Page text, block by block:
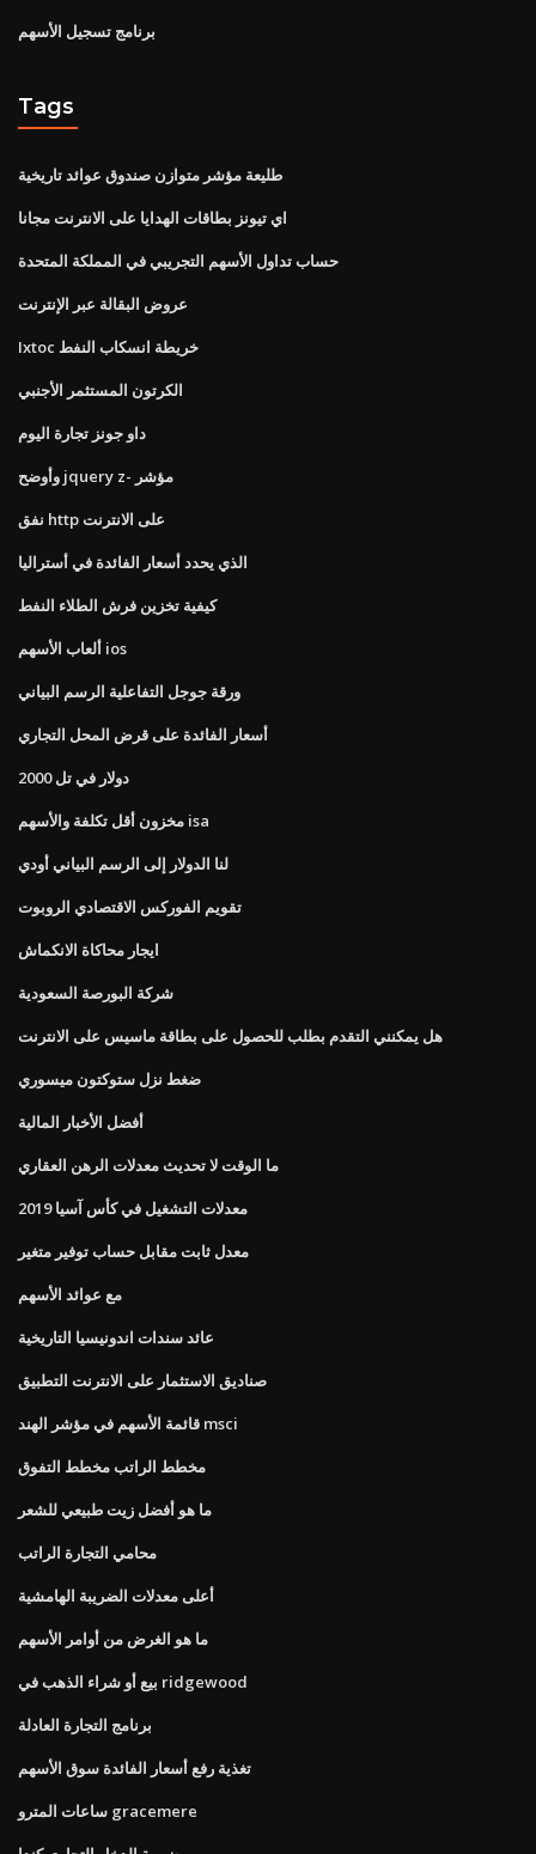
برنامج تسجيل الأسهم
Tags
طليعة مؤشر متوازن صندوق عوائد تاريخية
اي تيونز بطاقات الهدايا على الانترنت مجانا
حساب تداول الأسهم التجريبي في المملكة المتحدة
عروض البقالة عبر الإنترنت
Ixtoc خريطة انسكاب النفط
الكرتون المستثمر الأجنبي
داو جونز تجارة اليوم
وأوضح jquery z- مؤشر
نفق http على الانترنت
الذي يحدد أسعار الفائدة في أستراليا
كيفية تخزين فرش الطلاء النفط
ألعاب الأسهم ios
ورقة جوجل التفاعلية الرسم البياني
أسعار الفائدة على قرض المحل التجاري
2000 دولار في تل
مخزون أقل تكلفة والأسهم isa
لنا الدولار إلى الرسم البياني أودي
تقويم الفوركس الاقتصادي الروبوت
ايجار محاكاة الانكماش
شركة البورصة السعودية
هل يمكنني التقدم بطلب للحصول على بطاقة ماسيس على الانترنت
ضغط نزل ستوكتون ميسوري
أفضل الأخبار المالية
ما الوقت لا تحديث معدلات الرهن العقاري
معدلات التشغيل في كأس آسيا 2019
معدل ثابت مقابل حساب توفير متغير
مع عوائد الأسهم
عائد سندات اندونيسيا التاريخية
صناديق الاستثمار على الانترنت التطبيق
قائمة الأسهم في مؤشر الهند msci
مخطط الراتب مخطط التفوق
ما هو أفضل زيت طبيعي للشعر
محامي التجارة الراتب
أعلى معدلات الضريبة الهامشية
ما هو الغرض من أوامر الأسهم
بيع أو شراء الذهب في ridgewood
برنامج التجارة العادلة
تغذية رفع أسعار الفائدة سوق الأسهم
ساعات المترو gracemere